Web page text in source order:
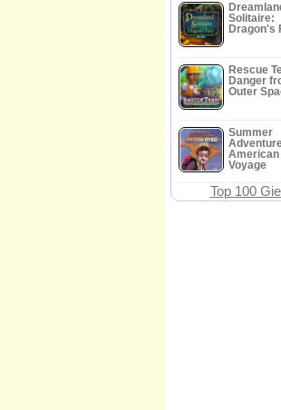
Solitaire:
Dragon's
Rescue
Danger
Outer
Summer
American
Voyage
Top 100